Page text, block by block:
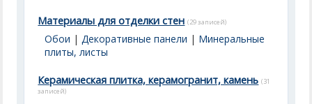
Материалы для отделки стен (29 записей)
Обои |Декоративные панели | Минеральные
плиты, листы
Керамическая плитка, керамогранит, камень (31
записей)